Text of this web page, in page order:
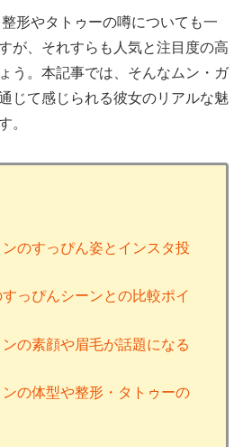
形やタトゥーの噂についても一
が、それすらも人気と注目度の高
う。本記事では、そんなムン・ガ
じて感じられる彼女のリアルな魅
。
ンのすっぴん姿とインスタ投
っぴんシーンとの比較ポイ
ンの素顔や眉毛が話題になる
ンの体型や整形・タトゥーの